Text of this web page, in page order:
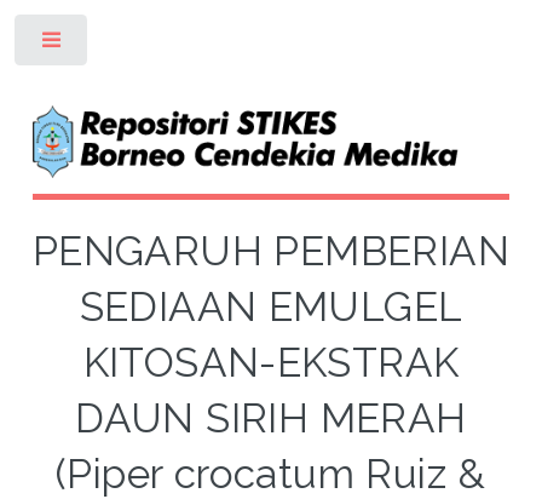
PENGARUH PEMBERIAN
SEDIAAN EMULGEL
KITOSAN-EKSTRAK
DAUN SIRIH MERAH
(Piper crocatum Ruiz &